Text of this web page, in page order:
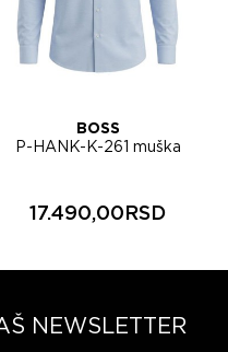
BOSS
P-HANK-K-261 muška
17.490,00RSD
NEWSLETTER